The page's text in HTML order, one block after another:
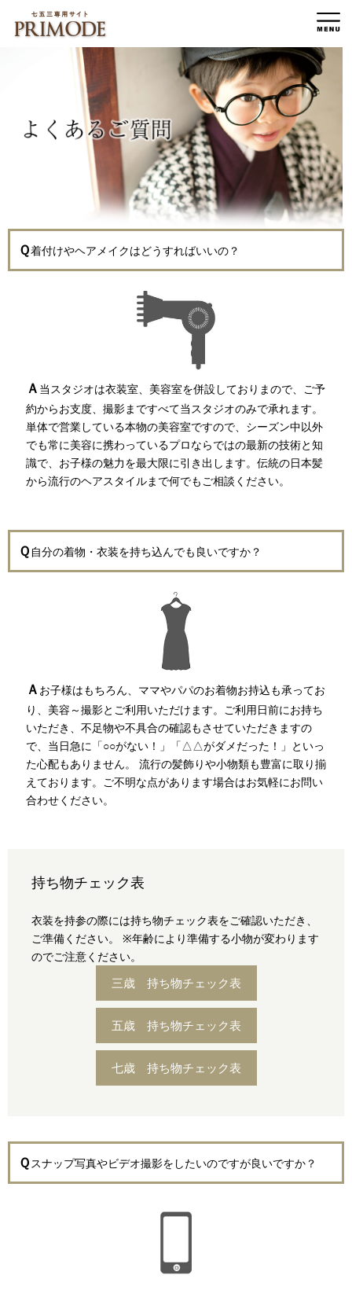
Ｑ着付けやヘアメイクはどうすればいいの？
Ａ 当スタジオは衣装室、美容室を併設しておりまので、ご予
約からお支度、撮影まですべて当スタジオのみで承れます。
単体で営業している本物の美容室ですので、シーズン中以外
でも常に美容に携わっているプロならではの最新の技術と知
識で、お子様の魅力を最大限に引き出します。伝統の日本髪
から流行のヘアスタイルまで何でもご相談ください。
Ｑ 自分の着物・衣装を持ち込んでも良いですか？
Ａ お子様はもちろん、ママやパパのお着物お持込も承ってお
り、美容～撮影とご利用いただけます。ご利用日前にお持ち
いただき、不足物や不具合の確認もさせていただきますの
で、当日急に「○○がない！」「△△がダメだった！」といっ
た心配もありません。 流行の髪飾りや小物類も豊富に取り揃
えております。ご不明な点があります場合はお気軽にお問い
合わせください。
持ち物チェック表
衣装を持参の際には持ち物チェック表をご確認いただき、
ご準備ください。 ※年齢により準備する小物が変わります
のでご注意ください。
三歳 持ち物チェック表
五歳 持ち物チェック表
七歳 持ち物チェック表
Ｑ スナップ写真やビデオ撮影をしたいのですが良いですか？